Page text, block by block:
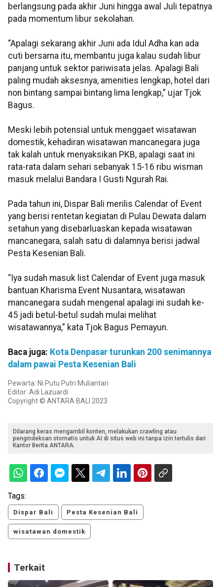
berlangsung pada akhir Juni hingga awal Juli tepatnya
pada momentum libur sekolahan.
“Apalagi sekarang akhir Juni ada Idul Adha kan ada
cuti bersama itu, membantu juga kalau sudah libur
panjang untuk sektor pariwisata jelas. Apalagi Bali
paling mudah aksesnya, amenities lengkap, hotel dari
non bintang sampai bintang lima lengkap,” ujar Tjok
Bagus.
Meski lebih potensial untuk menggaet wisatawan
domestik, kehadiran wisatawan mancanegara juga
tak kalah untuk menyaksikan PKB, apalagi saat ini
rata-rata dalam sehari sebanyak 15-16 ribu wisman
masuk melalui Bandara I Gusti Ngurah Rai.
Pada tahun ini, Dispar Bali merilis Calendar of Event
yang berisi rentetan kegiatan di Pulau Dewata dalam
setahun yang disebarluaskan kepada wisatawan
mancanegara, salah satu di dalamnya berisi jadwal
Pesta Kesenian Bali.
“Iya sudah masuk list Calendar of Event juga masuk
bantuan Kharisma Event Nusantara, wisatawan
mancanegara sudah mengenal apalagi ini sudah ke-
45 jadi betul-betul sudah mulai melihat
wisatawannya,” kata Tjok Bagus Pemayun.
Baca juga: Kota Denpasar turunkan 200 senimannya
dalam pawai Pesta Kesenian Bali
Pewarta: Ni Putu Putri Muliantari
Editor: Adi Lazuardi
Copyright © ANTARA BALI 2023
Dilarang keras mengambil konten, melakukan crawling atau
pengindeksan otomatis untuk AI di situs web ini tanpa izin tertulis dari
Kantor Berita ANTARA.
Tags:
Dispar Bali Pesta Kesenian Bali
wisatawan domestik
Terkait